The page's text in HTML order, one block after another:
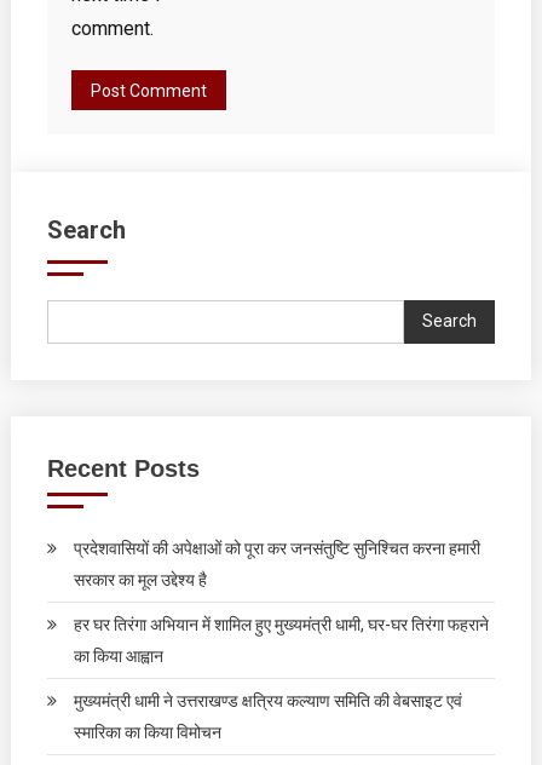
comment.
Search
Search
Recent Posts
प्रदेशवासियों की अपेक्षाओं को पूरा कर जनसंतुष्टि सुनिश्चित करना हमारी
सरकार का मूल उद्देश्य है
हर घर तिरंगा अभियान में शामिल हुए मुख्यमंत्री धामी, घर-घर तिरंगा फहराने
का किया आह्वान
मुख्यमंत्री धामी ने उत्तराखण्ड क्षत्रिय कल्याण समिति की वेबसाइट एवं
स्मारिका का किया विमोचन